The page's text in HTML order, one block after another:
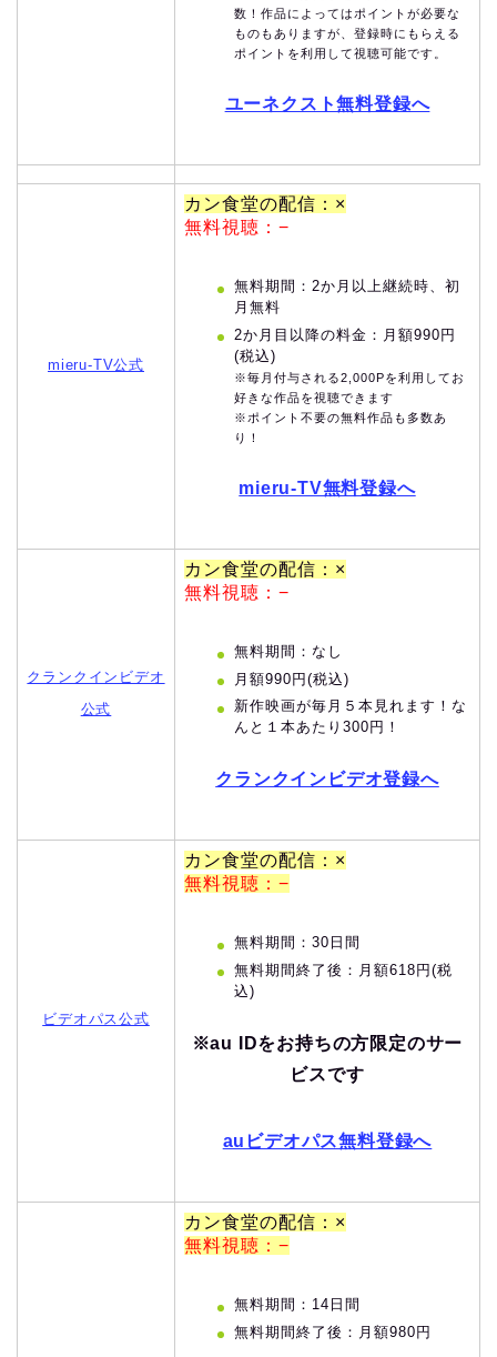
数！作品によってはポイントが必要な
ものもありますが、登録時にもらえる
ポイントを利用して視聴可能です。
ユーネクスト無料登録へ
mieru-TV公式
カン食堂の配信：×
無料視聴：−
無料期間：2か月以上継続時、初
月無料
2か月目以降の料金：月額990円
(税込)
※毎月付与される2,000Pを利用してお
好きな作品を視聴できます
※ポイント不要の無料作品も多数あ
り！
mieru-TV無料登録へ
クランクインビデオ
公式
カン食堂の配信：×
無料視聴：−
無料期間：なし
月額990円(税込)
新作映画が毎月５本見れます！な
んと１本あたり300円！
クランクインビデオ登録へ
ビデオパス公式
カン食堂の配信：×
無料視聴：−
無料期間：30日間
無料期間終了後：月額618円(税
込)
※au IDをお持ちの方限定のサー
ビスです
auビデオパス無料登録へ
カン食堂の配信：×
無料視聴：−
無料期間：14日間
無料期間終了後：月額980円